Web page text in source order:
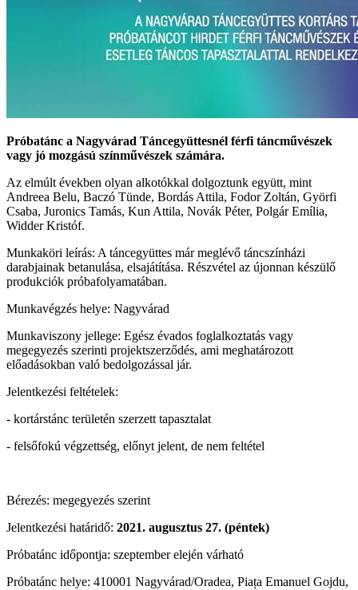
Próbatánc a Nagyvárad Táncegyüttesnél férfi táncművészek
vagy jó mozgású színművészek számára.
Az elmúlt években olyan alkotókkal dolgoztunk együtt, mint
Andreea Belu, Baczó Tünde, Bordás Attila, Fodor Zoltán, Györfi
Csaba, Juronics Tamás, Kun Attila, Novák Péter, Polgár Emília,
Widder Kristóf.
Munkaköri leírás: A táncegyüttes már meglévő táncszínházi
darabjainak betanulása, elsajátítása. Részvétel az újonnan készülő
produkciók próbafolyamatában.
Munkavégzés helye: Nagyvárad
Munkaviszony jellege: Egész évados foglalkoztatás vagy
megegyezés szerinti projektszerződés, ami meghatározott
előadásokban való bedolgozással jár.
Jelentkezési feltételek:
- kortárstánc területén szerzett tapasztalat
- felsőfokú végzettség, előnyt jelent, de nem feltétel
Bérezés: megegyezés szerint
Jelentkezési határidő: 2021. augusztus 27. (péntek)
Próbatánc időpontja: szeptember elején várható
Próbatánc helye: 410001 Nagyvárad/Oradea, Piața Emanuel Gojdu,